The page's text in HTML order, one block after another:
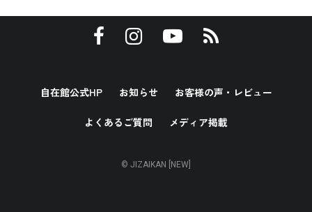
自在館公式HP お知らせ お客様の声・レビュー
よくあるご質問 メディア掲載
© JIZAIKAN [NEW]